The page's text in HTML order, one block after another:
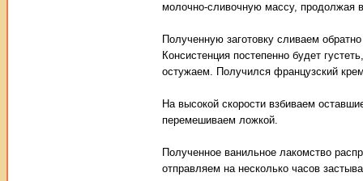
молочно-сливочную массу, продолжая
Полученную заготовку сливаем
Консистенция постепенно будет
остужаем. Получился французский
На высокой скорости взбиваем
перемешиваем ложкой.
Полученное ванильное лакомство
отправляем на несколько часов